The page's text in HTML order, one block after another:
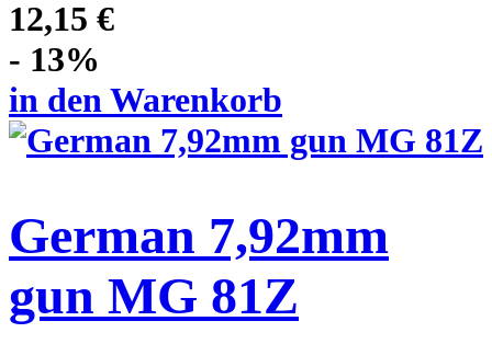
12,15 €
- 13%
in den Warenkorb
German 7,92mm
gun MG 81Z